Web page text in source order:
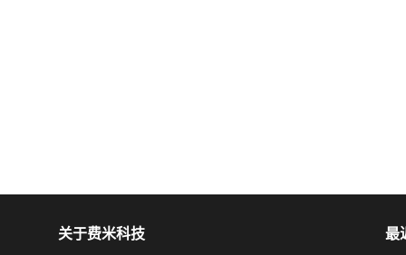
关于费米科技 最